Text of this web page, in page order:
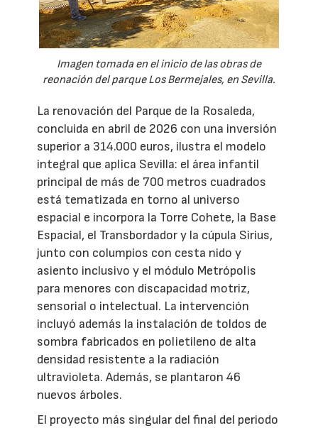
Imagen tomada en el inicio de las obras de
reonación del parque Los Bermejales, en Sevilla.
La renovación del Parque de la Rosaleda,
concluida en abril de 2026 con una inversión
superior a 314.000 euros, ilustra el modelo
integral que aplica Sevilla: el área infantil
principal de más de 700 metros cuadrados
está tematizada en torno al universo
espacial e incorpora la Torre Cohete, la Base
Espacial, el Transbordador y la cúpula Sirius,
junto con columpios con cesta nido y
asiento inclusivo y el módulo Metrópolis
para menores con discapacidad motriz,
sensorial o intelectual. La intervención
incluyó además la instalación de toldos de
sombra fabricados en polietileno de alta
densidad resistente a la radiación
ultravioleta. Además, se plantaron 46
nuevos árboles.
El proyecto más singular del final del periodo